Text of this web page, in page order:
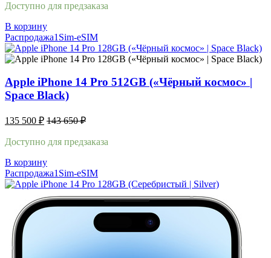
Доступно для предзаказа
В корзину
Распродажа1Sim-eSIM
Apple iPhone 14 Pro 512GB («Чёрный космос» |
Space Black)
135 500 ₽ 143 650₽
Доступно для предзаказа
В корзину
Распродажа1Sim-eSIM